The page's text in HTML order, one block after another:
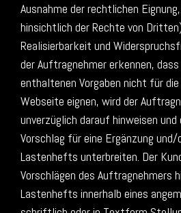
Ausnahme der rechtlichen
hinsichtlich der Rechte von
Realisierbarkeit und
der Auftragnehmer erkennen,
enthaltenen Vorgaben nicht für
Webseite eignen, wird der
unverzüglich darauf hinweisen
Vorschlag für eine Ergänzung und/
Lastenhefts unterbreiten. Der
Vorschlägen des Auftragnehmers
Lastenhefts innerhalb eines